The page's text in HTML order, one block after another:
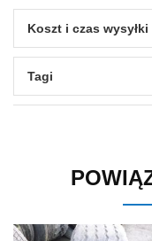
Koszt i czas wysyłki
Tagi